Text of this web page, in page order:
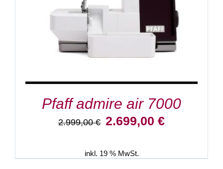
Pfaff admire air 7000
2.999,00€ Ursprünglicher
2.999,00 €
2.699,00 €Aktueller
inkl. 19 % MwSt.